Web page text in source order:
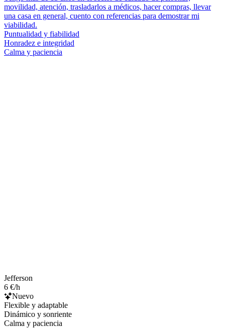
movilidad, atención, trasladarlos a médicos, hacer compras, llevar
una casa en general, cuento con referencias para demostrar mi
viabilidad.
Puntualidad y fiabilidad
Honradez e integridad
Calma y paciencia
Jefferson
6 €/h
Nuevo
Flexible y adaptable
Dinámico y sonriente
Calma y paciencia